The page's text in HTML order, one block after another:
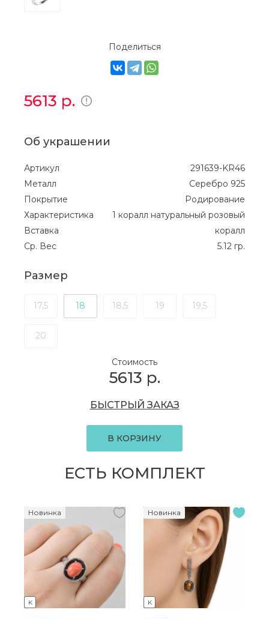
Поделиться
5613 р.
Об украшении
Артикул
291639-KR46
Металл
Серебро 925
Покрытие
Родирование
Характеристика
1 коралл натуральный розовый
Вставка
коралл
Ср. Вес
5.12 гр.
Размер
17,5 18 18,5 19 19,5
20
Стоимость
5613 р.
БЫСТРЫЙ ЗАКАЗ
В КОРЗИНУ
ЕСТЬ КОМПЛЕКТ
K
Новинка
K
Новинка